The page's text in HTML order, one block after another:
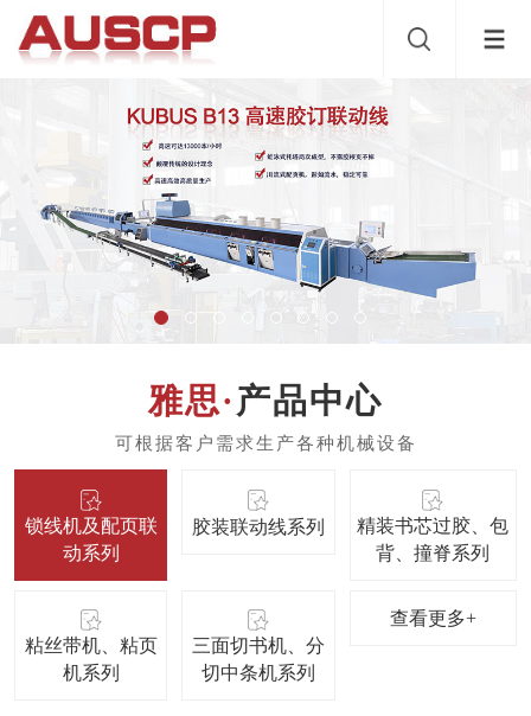
产品中心
锁线机及配页联
动系列
胶装联动线系列
精装书芯过胶、包
背、撞脊系列
粘丝带机、粘页
机系列
三面切书机、分
切中条机系列
查看更多+